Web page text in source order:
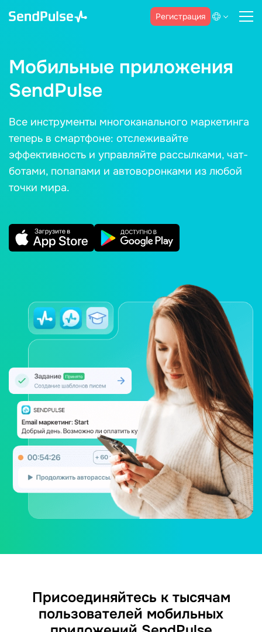
Регистрация
Мобильные приложения
SendPulse
Все инструменты многоканального маркетинга
теперь в смартфоне: отслеживайте
эффективность и управляйте рассылками, чат-
ботами, попапами и автоворонками из любой
точки мира.
Присоединяйтесь к тысячам
пользователей мобильных